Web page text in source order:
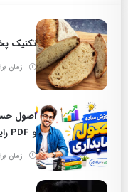
تکنیک
زمان برای
اصول
و PDF رایگان
زمان برای